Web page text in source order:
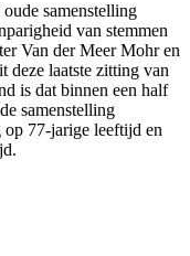
samenstelling
van stemmen
Van der Meer Mohr en
deze laatste zitting van
is dat binnen een half
samenstelling
77-jarige leeftijd en